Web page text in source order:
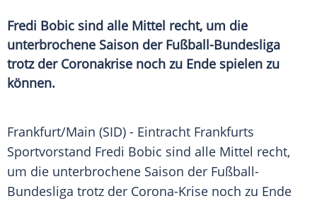
Fredi Bobic sind alle Mittel recht, um die
unterbrochene Saison der Fußball-Bundesliga
trotz der Coronakrise noch zu Ende spielen zu
können.
Frankfurt/Main (SID) - Eintracht Frankfurts
Sportvorstand Fredi Bobic sind alle Mittel recht,
um die unterbrochene Saison der Fußball-
Bundesliga trotz der Corona-Krise noch zu Ende